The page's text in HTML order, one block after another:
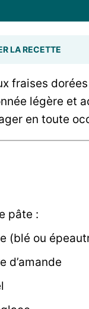
LA RECETTE
fraises
légère et
en toute
pâte :
(blé ou
d’amande